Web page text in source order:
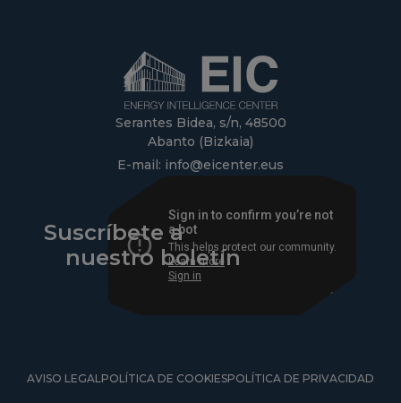
Serantes Bidea, s/n, 48500
Abanto (Bizkaia)
E-mail: info@eicenter.eus
Suscríbete a
nuestro boletín
AVISO LEGAL POLÍTICA DE COOKIESPOLÍTICA DE PRIVACIDAD